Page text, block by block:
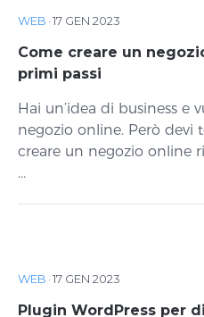
WEB ·17 GEN 2023
Come creare un
primi passi
Hai un’idea di business e
negozio online. Però devi
creare un negozio online
...
WEB ·17 GEN 2023
Plugin WordPress per